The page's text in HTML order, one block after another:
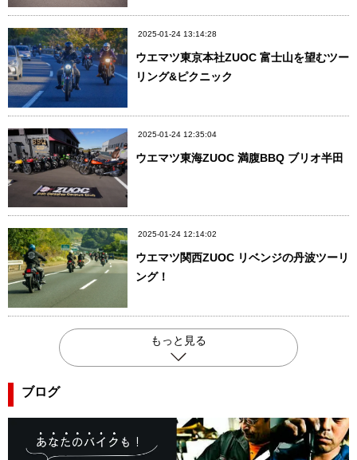
2025-01-24 13:14:28
ウエマツ東京本社ZUOC 富士山を望むツー
リング&ピクニック
2025-01-24 12:35:04
ウエマツ東海ZUOC 満腹BBQ ブリオ半田
2025-01-24 12:14:02
ウエマツ関西ZUOC リベンジの丹波ツーリ
ング！
もっと見る
ブログ